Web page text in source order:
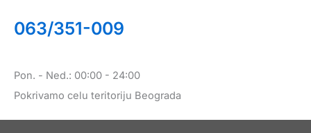
063/351-009
Pon. - Ned.: 00:00 - 24:00
Pokrivamo celu teritoriju Beograda